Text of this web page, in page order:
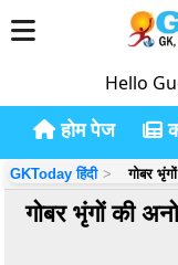
Hello
होम पेज
GKToday हिंदी गोबर
गोबर भृंगों की